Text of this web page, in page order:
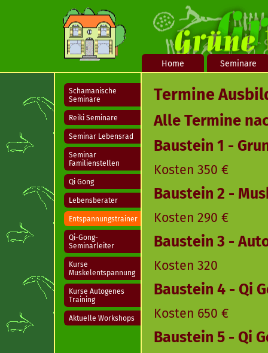
Home Seminare
Schamanische
Seminare
Reiki Seminare
Seminar Lebensrad
Seminar
Familienstellen
Qi Gong
Lebensberater
Entspannungstrainer
Qi-Gong-
Seminarleiter
Kurse
Muskelentspannung
Kurse Autogenes
Training
Aktuelle Workshops
Termine
Alle Termine
Baustein 1 -
Kosten 350 €
Baustein 2 -
Kosten 290 €
Baustein 3 -
Kosten 320
Baustein 4 - Qi
Kosten 650 €
Baustein 5 - Qi